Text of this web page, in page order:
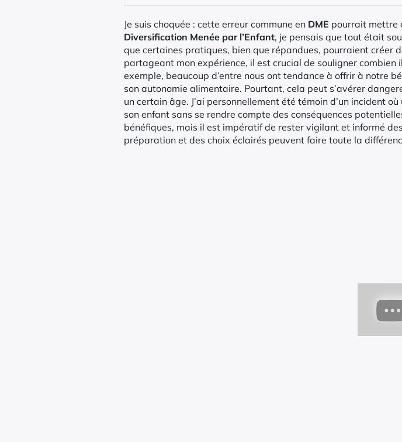
Je suis choquée : cette erreur commune en DME pourrait mettre
Diversification Menée par l’Enfant, je pensais que tout était
que certaines pratiques, bien que répandues, pourraient créer
partageant mon expérience, il est crucial de souligner
exemple, beaucoup d’entre nous ont tendance à offrir à notre
son autonomie alimentaire. Pourtant, cela peut s’avérer
un certain âge. J’ai personnellement été témoin d’un incident
son enfant sans se rendre compte des conséquences
bénéfiques, mais il est impératif de rester vigilant et informé des
préparation et des choix éclairés peuvent faire toute la